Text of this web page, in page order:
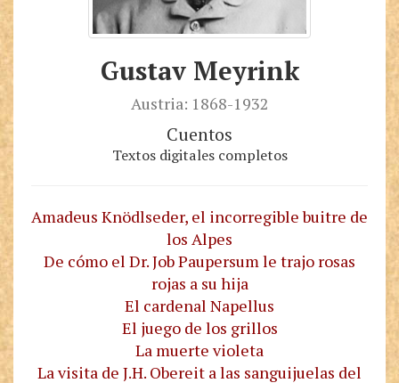
Gustav Meyrink
Austria: 1868-1932
Cuentos
Textos digitales completos
Amadeus Knödlseder, el incorregible buitre de
los Alpes
De cómo el Dr. Job Paupersum le trajo rosas
rojas a su hija
El cardenal Napellus
El juego de los grillos
La muerte violeta
La visita de J.H. Obereit a las sanguijuelas del